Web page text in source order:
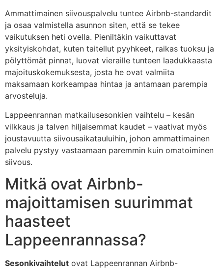
Ammattimainen siivouspalvelu tuntee Airbnb-standardit
ja osaa valmistella asunnon siten, että se tekee
vaikutuksen heti ovella. Pieniltäkin vaikuttavat
yksityiskohdat, kuten taitellut pyyhkeet, raikas tuoksu ja
pölyttömät pinnat, luovat vieraille tunteen laadukkaasta
majoituskokemuksesta, josta he ovat valmiita
maksamaan korkeampaa hintaa ja antamaan parempia
arvosteluja.
Lappeenrannan matkailusesonkien vaihtelu – kesän
vilkkaus ja talven hiljaisemmat kaudet – vaativat myös
joustavuutta siivousaikatauluihin, johon ammattimainen
palvelu pystyy vastaamaan paremmin kuin omatoiminen
siivous.
Mitkä ovat Airbnb-
majoittamisen suurimmat
haasteet
Lappeenrannassa?
Sesonkivaihtelut ovat Lappeenrannan Airbnb-